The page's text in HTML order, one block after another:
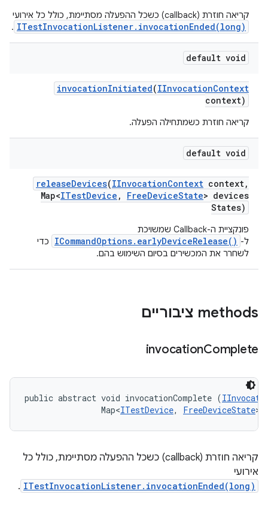
קריאה חוזרת (callback) כשכל ההפעלה מסתיימת, כולל כל אירועי
ITestInvocationListener.invocationEnded(long)
.
default void
invocationInitiated(IInvocationContext
context)
קריאה חוזרת כשמתחילה הפעלה.
default void
releaseDevices(IInvocationContext context,
Map<ITestDevice , FreeDeviceState> devices
States)
פונקציית ה-Callback שמשויכת
ל- ICommandOptions.earlyDeviceRelease()
כדי
לשחרר את המכשירים בסיום השימוש בהם.
‫methods ציבוריים
invocationComplete
public abstract void invocationComplete (
                Map<
ITestDevice, FreeDeviceState>
קריאה חוזרת (callback) כשכל ההפעלה מסתיימת, כולל כל
אירועי
ITestInvocationListener.invocationEnded(long)
.